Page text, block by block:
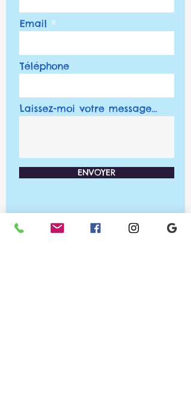
Email
Téléphone
Laissez-moi votre message...
ENVOYER